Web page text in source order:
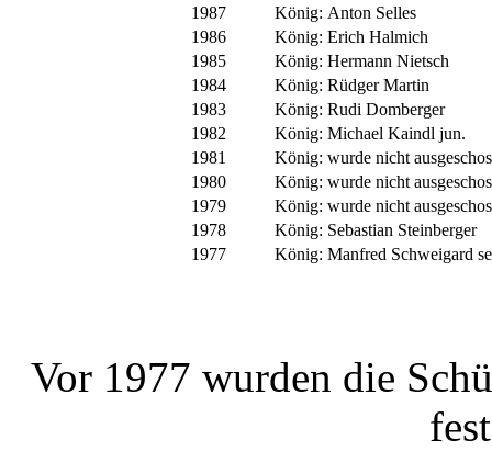
1987
König: Anton Selles
1986
König: Erich Halmich
1985
König: Hermann Nietsch
1984
König: Rüdger Martin
1983
König: Rudi Domberger
1982
König: Michael Kaindl jun.
1981
König: wurde nicht
1980
König: wurde nicht
1979
König: wurde nicht
1978
König: Sebastian Steinberger
1977
König: Manfred Schweigard
Vor 1977 wurden die